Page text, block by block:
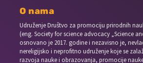
O nama
Udruženje Društvo za promociju prirodnih
(eng. Society for science advocacy „Science
osnovano je 2017. godine i nezavisno je,
nereligijsko i neprofitno udruženje koje se
razvoja nauke i obrazovanja, promocije